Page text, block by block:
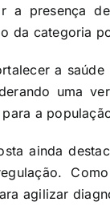
a presença
da categoria
a
uma
a
ainda
agilizar